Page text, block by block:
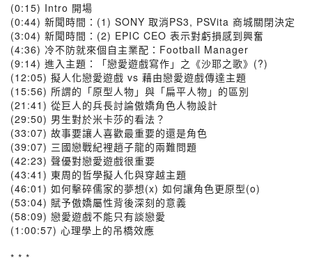
(0:15) Intro 開場
(0:44) 新聞時間：(1) SONY 取消PS3, PSVita 商城關閉決定
(3:04) 新聞時間：(2) EPIC CEO 表示對虧損感到興奮
(4:36) 冷不防就來個自主業配：Football Manager
(9:14) 進入主題：「戀愛遊戲寫作」之《沙耶之歌》(?)
(12:05) 擬人化戀愛遊戲 vs 藉由戀愛遊戲傳達主題
(15:56) 所謂的「原型人物」與「扁平人物」的區別
(21:41) 從巨人的兵長討論傲嬌角色人物設計
(29:50) 男生對於米卡莎的看法？
(33:07) 故事要讓人喜歡最重要的還是角色
(39:07) 三國戀戰紀裡趙子龍的兩難問題
(42:23) 聲優對戀愛遊戲很重要
(43:41) 東周的哲學擬人化與穿越主題
(46:01) 如何擊碎儒家的夢想(x) 如何讓角色更原型(o)
(53:04) 賦予傲嬌屬性背後深刻的意義
(58:09) 戀愛遊戲不能只有談戀愛
(1:00:57) 心理學上的吊橋效應
* * *